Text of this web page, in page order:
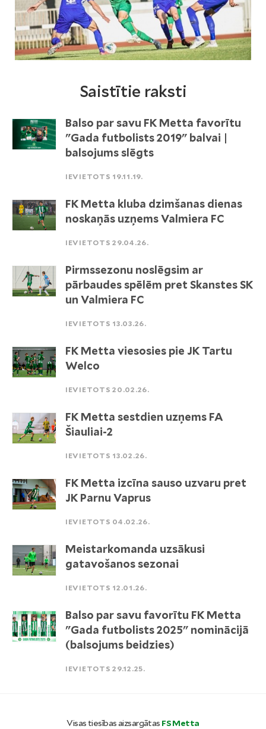
Saistītie raksti
Balso par savu FK Metta favorītu
"Gada futbolists 2019" balvai |
balsojums slēgts
IEVIETOTS 19.11.19.
FK Metta kluba dzimšanas dienas
noskaņās uzņems Valmiera FC
IEVIETOTS 29.04.26.
Pirmssezonu noslēgsim ar
pārbaudes spēlēm pret Skanstes SK
un Valmiera FC
IEVIETOTS 13.03.26.
FK Metta viesosies pie JK Tartu
Welco
IEVIETOTS 20.02.26.
FK Metta sestdien uzņems FA
Šiauliai-2
IEVIETOTS 13.02.26.
FK Metta izcīna sauso uzvaru pret
JK Parnu Vaprus
IEVIETOTS 04.02.26.
Meistarkomanda uzsākusi
gatavošanos sezonai
IEVIETOTS 12.01.26.
Balso par savu favorītu FK Metta
"Gada futbolists 2025" nominācijā
(balsojums beidzies)
IEVIETOTS 29.12.25.
Visas tiesības aizsargātas FS Metta